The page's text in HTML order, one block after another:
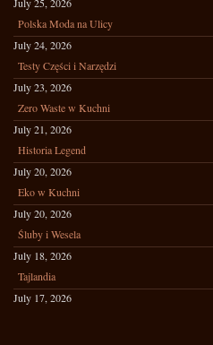
Polska Moda na Ulicy
July 24, 2026
Testy Części i Narzędzi
July 23, 2026
Zero Waste w Kuchni
July 21, 2026
Historia Legend
July 20, 2026
Eko w Kuchni
July 20, 2026
Śluby i Wesela
July 18, 2026
Tajlandia
July 17, 2026